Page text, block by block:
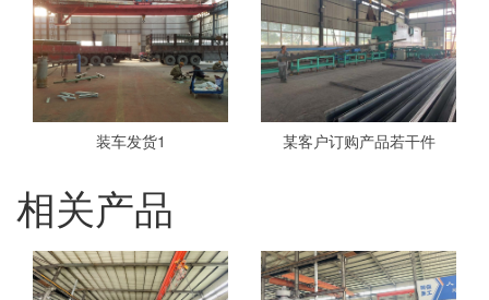
装车发货1 某客户订购产品若干件
相关产品